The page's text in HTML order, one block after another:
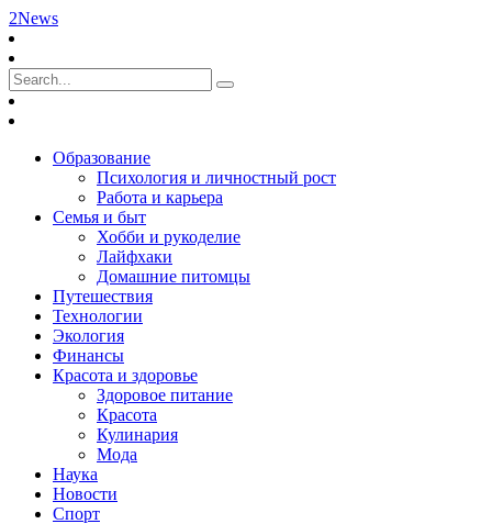
2News
Образование
Психология и личностный рост
Работа и карьера
Семья и быт
Хобби и рукоделие
Лайфхаки
Домашние питомцы
Путешествия
Технологии
Экология
Финансы
Красота и здоровье
Здоровое питание
Красота
Кулинария
Мода
Наука
Новости
Спорт